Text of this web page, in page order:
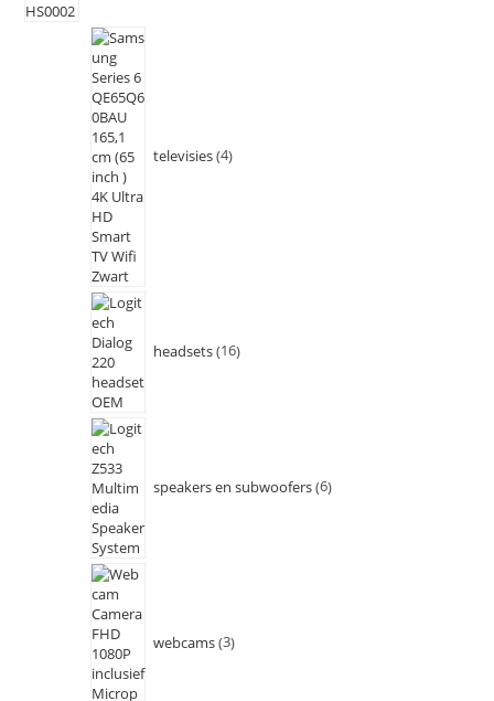
televisies 4
headsets 16
speakers en subwoofers 6
webcams 3